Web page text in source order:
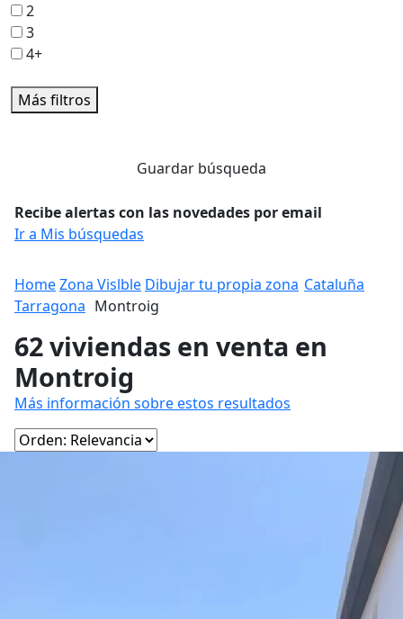
2
3
4+
Más filtros
Guardar búsqueda
Recibe alertas con las novedades por email
Ir a Mis búsquedas
HomeZona Vislble Dibujar tu propia zona Cataluña
Tarragona Montroig
62 viviendas en venta en
Montroig
Más información sobre estos resultados